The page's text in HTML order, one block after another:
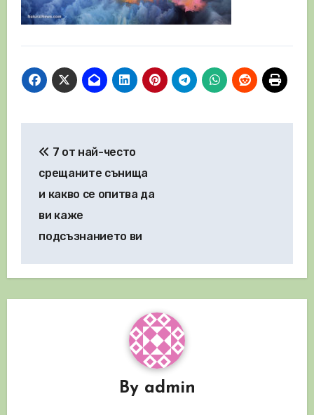
7 от най-често
срещаните сънища
и какво се опитва да
ви каже
подсъзнанието ви
By admin